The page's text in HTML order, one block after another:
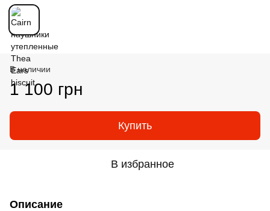
В наличии
1 100 грн
Купить
В избранное
Описание